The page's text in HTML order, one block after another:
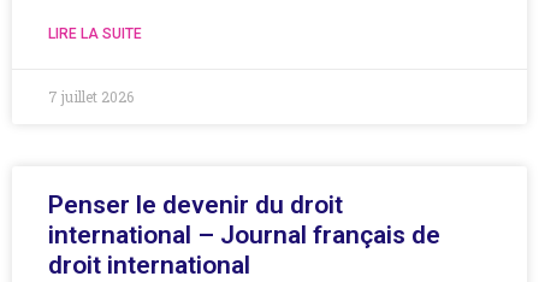
LIRE LA SUITE
7 juillet 2026
Penser le devenir du droit
international – Journal français de
droit international